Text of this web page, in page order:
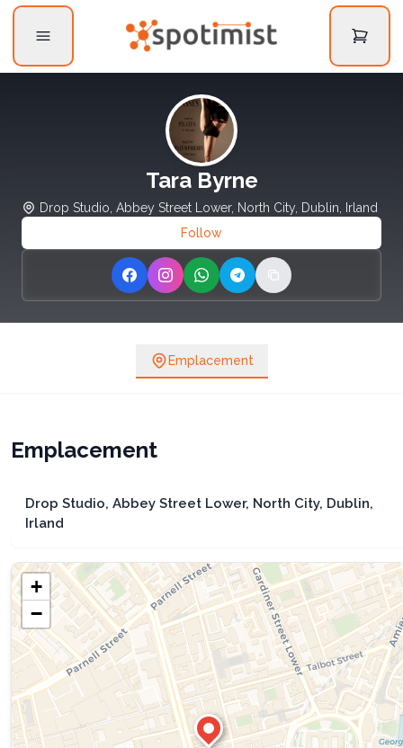
Tara Byrne
Drop Studio, Abbey Street Lower, North City, Dublin, Irland
Follow
Share on Facebook
Share on Instagram
Share on WhatsApp
Share on Telegram
Copy link
Emplacement
Emplacement
Drop Studio, Abbey Street Lower, North City, Dublin,
Irland
+
−